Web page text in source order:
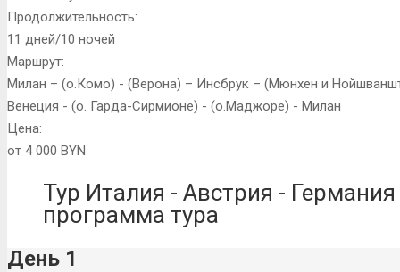
Продолжительность:
11 дней/10 ночей
Маршрут:
Милан – (о.Комо) - (Верона) – Инсбрук – (Мюнхен и
Венеция - (о. Гарда-Сирмионе) - (о.Маджоре) - Милан
Цена:
от 4 000 BYN
Тур Италия - Австрия -
программа тура
День 1